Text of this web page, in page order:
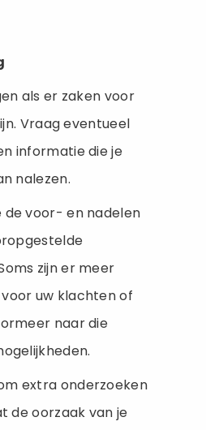
als er zaken voor
Vraag eventueel
informatie die je
nalezen.
de voor- en nadelen
zijn er meer
uw klachten of
naar die
extra onderzoeken
de oorzaak van je